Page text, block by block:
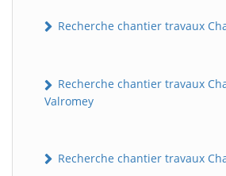
Recherche chantier travaux
Recherche chantier travaux
Valromey
Recherche chantier travaux